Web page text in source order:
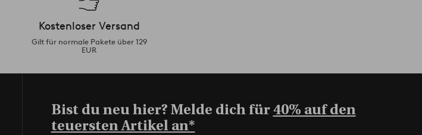
Kostenloser Versand
Gilt für normale Pakete über 129
EUR
Bist du neu hier? Melde dich für40% auf den
teuersten Artikel an*